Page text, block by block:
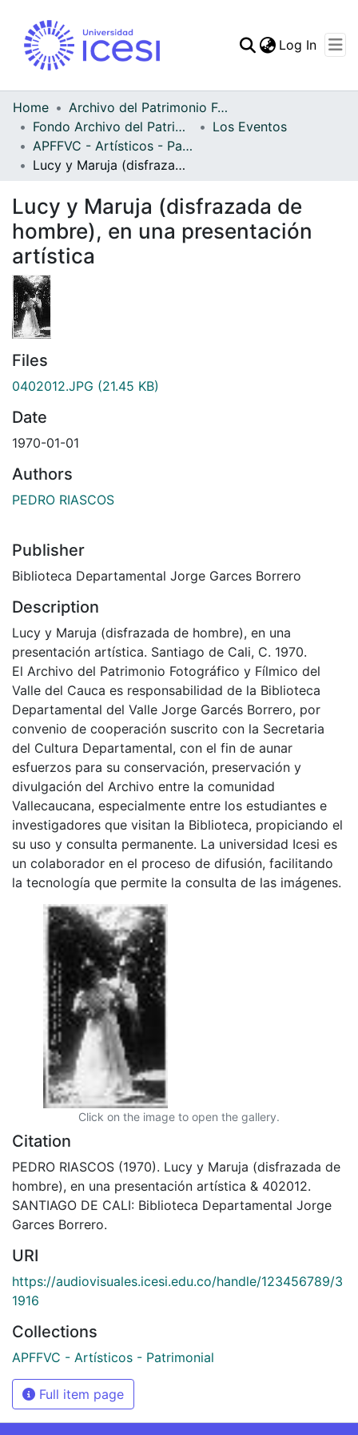
Statistics
Log In
Home
Archivo del Patrimonio Fotográfico y Fílmico del Valle del Cauca
Fondo Archivo del Patrimonio Fotográfico y Fílmico del Valle del Cauca
Los Eventos
APFFVC - Artísticos - Patrimonial
Lucy y Maruja (disfrazada de hombre), en una presentación artística
Lucy y Maruja (disfrazada de
hombre), en una presentación
artística
Files
0402012.JPG (21.45 KB)
Date
1970-01-01
Authors
PEDRO RIASCOS
Publisher
Biblioteca Departamental Jorge Garces Borrero
Description
Lucy y Maruja (disfrazada de hombre), en una
presentación artística. Santiago de Cali, C. 1970.
El Archivo del Patrimonio Fotográfico y Fílmico del
Valle del Cauca es responsabilidad de la Biblioteca
Departamental del Valle Jorge Garcés Borrero, por
convenio de cooperación suscrito con la Secretaria
del Cultura Departamental, con el fin de aunar
esfuerzos para su conservación, preservación y
divulgación del Archivo entre la comunidad
Vallecaucana, especialmente entre los estudiantes e
investigadores que visitan la Biblioteca, propiciando el
su uso y consulta permanente. La universidad Icesi es
un colaborador en el proceso de difusión, facilitando
la tecnología que permite la consulta de las imágenes.
Click on the image to open the gallery.
Citation
PEDRO RIASCOS (1970). Lucy y Maruja (disfrazada de
hombre), en una presentación artística & 402012.
SANTIAGO DE CALI: Biblioteca Departamental Jorge
Garces Borrero.
URI
https://audiovisuales.icesi.edu.co/handle/123456789/3
1916
Collections
APFFVC - Artísticos - Patrimonial
Full item page